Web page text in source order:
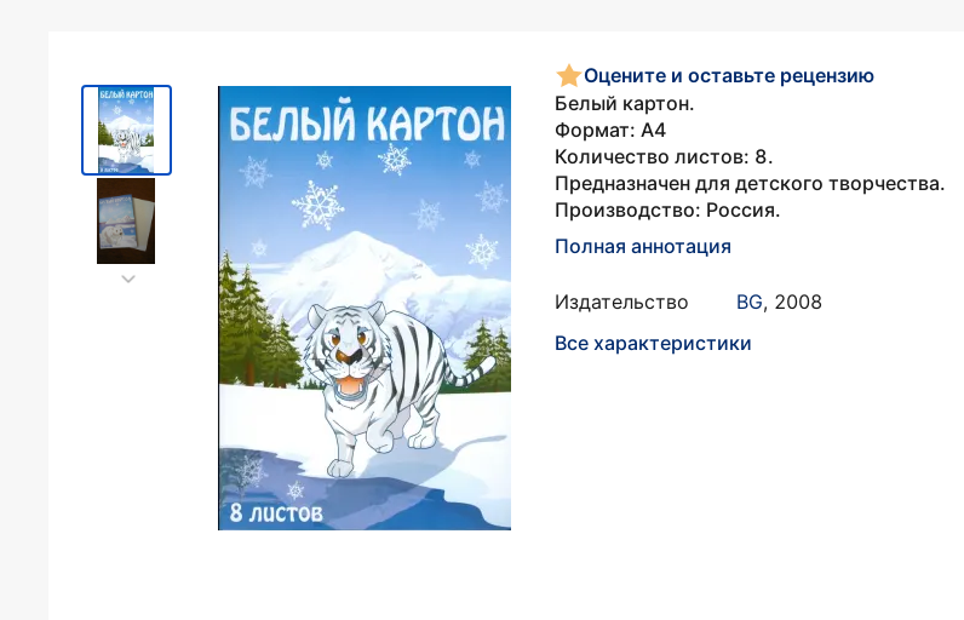
Оцените и оставьте рецензию
Белый картон.
Формат: А4
Количество листов: 8.
Предназначен для детского творчества.
Производство: Россия.
Полная аннотация
Издательство BG, 2008
Все характеристики